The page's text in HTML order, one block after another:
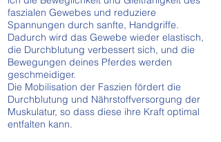
faszialen Gewebes und reduziere
Spannungen durch sanfte, Handgriffe.
Dadurch wird das Gewebe wieder elastisch,
die Durchblutung verbessert sich, und die
Bewegungen deines Pferdes werden
geschmeidiger.
Die Mobilisation der Faszien fördert die
Durchblutung und Nährstoffversorgung der
Muskulatur, so dass diese ihre Kraft optimal
entfalten kann.